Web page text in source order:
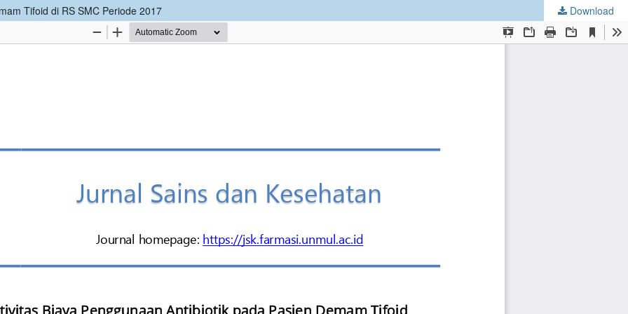
Tifoid di RS SMC Periode 2017 Download